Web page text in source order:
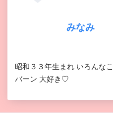
みなみ
昭和３３年生まれ いろんな
バーン 大好き♡